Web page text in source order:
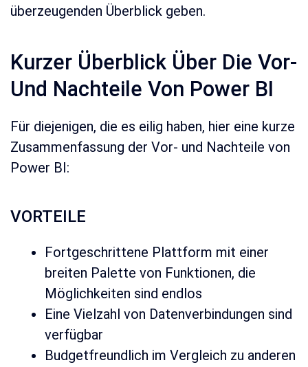
überzeugenden Überblick geben.
Kurzer Überblick Über Die Vor-
Und Nachteile Von Power BI
Für diejenigen, die es eilig haben, hier eine kurze
Zusammenfassung der Vor- und Nachteile von
Power BI:
VORTEILE
Fortgeschrittene Plattform mit einer
breiten Palette von Funktionen, die
Möglichkeiten sind endlos
Eine Vielzahl von Datenverbindungen sind
verfügbar
Budgetfreundlich im Vergleich zu anderen